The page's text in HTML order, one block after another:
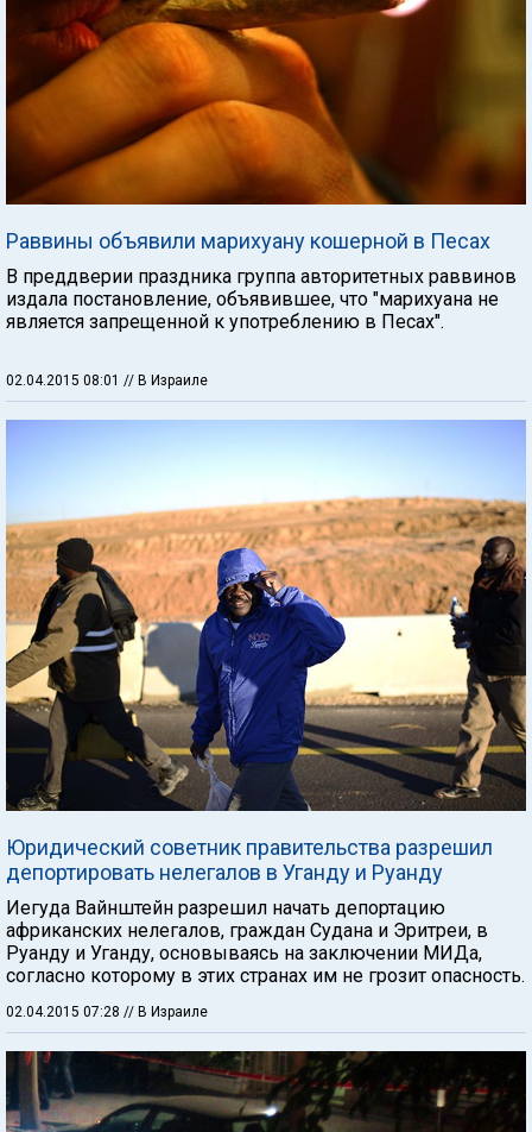
Раввины объявили марихуану кошерной в Песах
В преддверии праздника группа авторитетных раввинов
издала постановление, объявившее, что "марихуана не
является запрещенной к употреблению в Песах".
02.04.2015 08:01 // В Израиле
Юридический советник правительства разрешил
депортировать нелегалов в Уганду и Руанду
Иегуда Вайнштейн разрешил начать депортацию
африканских нелегалов, граждан Судана и Эритреи, в
Руанду и Уганду, основываясь на заключении МИДа,
согласно которому в этих странах им не грозит опасность.
02.04.2015 07:28 // В Израиле